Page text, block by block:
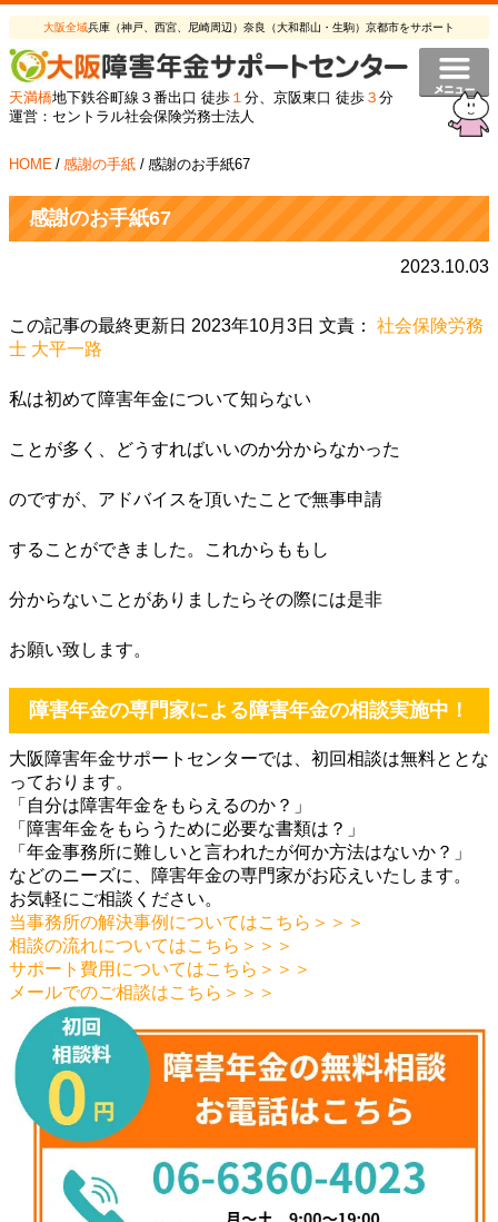
大阪全域兵庫（神戸、西宮、尼崎周辺）奈良（大和郡山・生駒）京都市をサポート
天満橋地下鉄谷町線３番出口 徒歩 １ 分、京阪東口 徒歩 ３ 分
運営：セントラル社会保険労務士法人
HOME / 感謝の手紙 / 感謝のお手紙67
感謝のお手紙67
2023.10.03
この記事の最終更新日 2023年10月3日 文責： 社会保険労務
士 大平一路
私は初めて障害年金について知らない
ことが多く、どうすればいいのか分からなかった
のですが、アドバイスを頂いたことで無事申請
することができました。これからももし
分からないことがありましたらその際には是非
お願い致します。
障害年金の専門家による障害年金の相談実施中！
大阪障害年金サポートセンターでは、初回相談は無料ととな
っております。
「自分は障害年金をもらえるのか？」
「障害年金をもらうために必要な書類は？」
「年金事務所に難しいと言われたが何か方法はないか？」
などのニーズに、障害年金の専門家がお応えいたします。
お気軽にご相談ください。
当事務所の解決事例についてはこちら＞＞＞
相談の流れについてはこちら＞＞＞
サポート費用についてはこちら＞＞＞
メールでのご相談はこちら＞＞＞